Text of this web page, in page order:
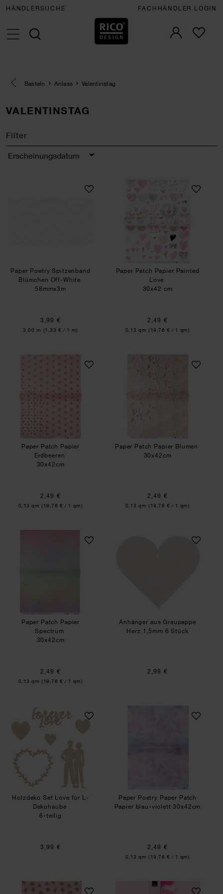
HÄNDLERSUCHE FACHHÄNDLER LOGIN
Eine Kategorie zurück navigieren
Basteln Anlass Valentinstag
VALENTINSTAG
Filter
Sortierung
Paper Poetry Spitzenband Blümchen Off-White
Paper Poetry Spitzenband
Blümchen Off-White
58mmx3m
3,99 €
Inhalt:
3,00 m (1,33 € / 1 m)
Paper Patch
Paper Patch Papier Painted
Love
30x42 cm
2,49 €
Inhalt:
0,13 qm (19,76 € / 1 qm)
Paper Patch Papier Erdbeeren
Paper Patch Papier
Erdbeeren
30x42cm
2,49 €
Inhalt:
0,13 qm (19,76 € / 1 qm)
Paper Patch
Paper Patch Papier Blumen
30x42cm
2,49 €
Inhalt:
0,13 qm (19,76 € / 1 qm)
Paper Patch Papier Spectrum
Paper Patch Papier
Spectrum
30x42cm
2,49 €
Inhalt:
0,13 qm (19,76 € / 1 qm)
Anhänger aus
Anhänger aus Graupappe
Herz 1,5mm 6 Stück
2,99 €
Holzdeko Set Love für L-Dekohaube
Holzdeko Set Love für L-
Dekohaube
6-teilig
3,99 €
Paper Poetry
Paper Poetry Paper Patch
Papier blau-violett 30x42cm
2,49 €
Inhalt:
0,13 qm (19,76 € / 1 qm)
Paper Poetry Paper Patch Papier Azalee
Anleitung Seife